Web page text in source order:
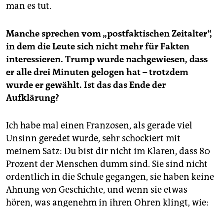
man es tut.
Manche sprechen vom „postfaktischen Zeitalter“,
in dem die Leute sich nicht mehr für Fakten
interessieren. Trump wurde nachgewiesen, dass
er alle drei Minuten gelogen hat – trotzdem
wurde er gewählt. Ist das das Ende der
Aufklärung?
Ich habe mal einen Franzosen, als gerade viel
Unsinn geredet wurde, sehr schockiert mit
meinem Satz: Du bist dir nicht im Klaren, dass 80
Prozent der Menschen dumm sind. Sie sind nicht
ordentlich in die Schule gegangen, sie haben keine
Ahnung von Geschichte, und wenn sie etwas
hören, was angenehm in ihren Ohren klingt, wie: